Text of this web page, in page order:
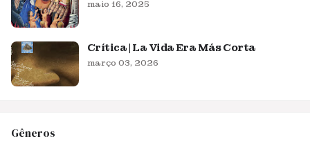
maio 16, 2025
Crítica | La Vida Era Más Corta
março 03, 2026
Gêneros